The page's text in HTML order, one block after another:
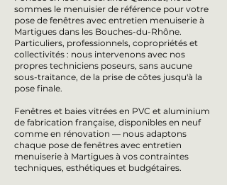
sommes le menuisier de référence pour votre
pose de fenêtres avec entretien menuiserie à
Martigues dans les Bouches-du-Rhône.
Particuliers, professionnels, copropriétés et
collectivités : nous intervenons avec nos
propres techniciens poseurs, sans aucune
sous-traitance, de la prise de côtes jusqu'à la
pose finale.
Fenêtres et baies vitrées en PVC et aluminium
de fabrication française, disponibles en neuf
comme en rénovation — nous adaptons
chaque pose de fenêtres avec entretien
menuiserie à Martigues à vos contraintes
techniques, esthétiques et budgétaires.